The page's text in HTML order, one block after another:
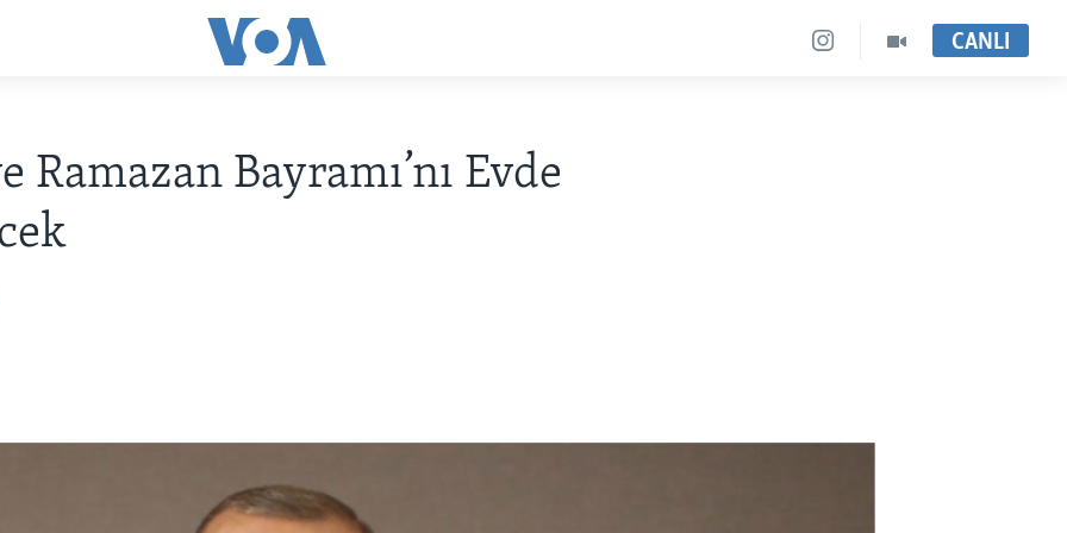
CANLI
Ramazan Bayramı’nı Evde